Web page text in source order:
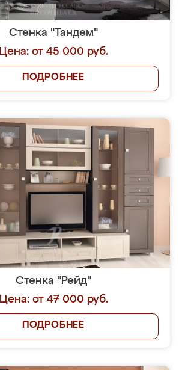
Стенка "Тандем"
Цена: от 45 000 руб.
ПОДРОБНЕЕ
Стенка "Рейд"
Цена: от 47 000 руб.
ПОДРОБНЕЕ